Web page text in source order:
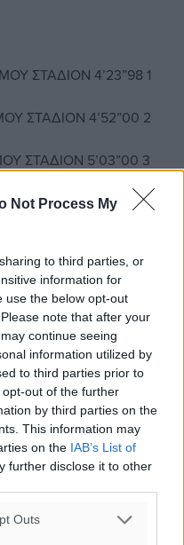
Not Process My
to third parties, or
information for
use the below opt-out
note that after your
continue seeing
information utilized by
to third parties prior to
out of the further
by third parties on the
This information may
on the IAB’s List of
further disclose it to other
Outs
ΣΤΑΔΙΟΝ 4’23”98 1
ΣΤΑΔΙΟΝ 4’52”00 2
ΣΤΑΔΙΟΝ 5’03”00 3
ΚΑΛΥΜΝΟΣ
5’24”00 5
5’30”00 6
Γ.Σ. ΠΑΤΜΟΥ ΣΤΑΔΙΟΝ
ΠΑΤΜΟΥ ΣΤΑΔΙΟΝ
5’42”00 9
5’48”00 10